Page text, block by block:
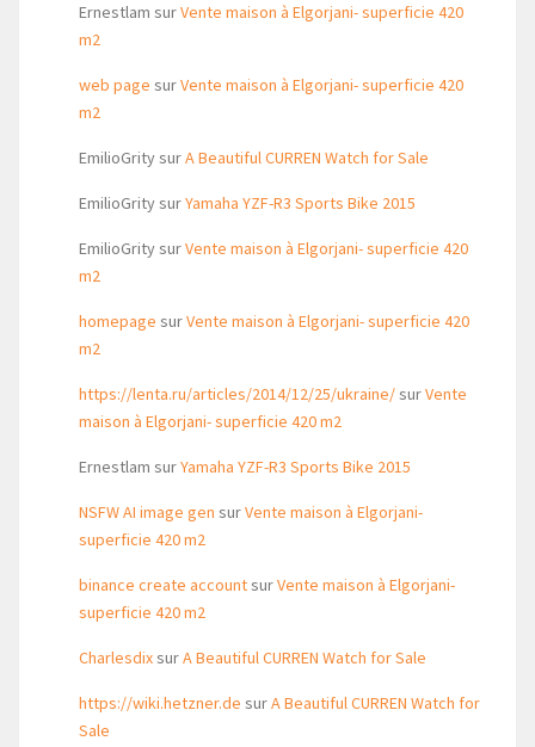
Ernestlam surVente maison à Elgorjani- superficie 420
m2
web page surVente maison à Elgorjani- superficie 420
m2
EmilioGritysurA Beautiful CURREN Watch for Sale
EmilioGritysurYamaha YZF-R3 Sports Bike 2015
EmilioGritysurVente maison à Elgorjani- superficie 420
m2
homepage surVente maison à Elgorjani- superficie 420
m2
https://lenta.ru/articles/2014/12/25/ukraine/surVente
maison à Elgorjani- superficie 420 m2
Ernestlam surYamaha YZF-R3 Sports Bike 2015
NSFW AI image gen surVente maison à Elgorjani-
superficie 420 m2
binance create accountsurVente maison à Elgorjani-
superficie 420 m2
CharlesdixsurA Beautiful CURREN Watch for Sale
https://wiki.hetzner.de surA Beautiful CURREN Watch for
Sale